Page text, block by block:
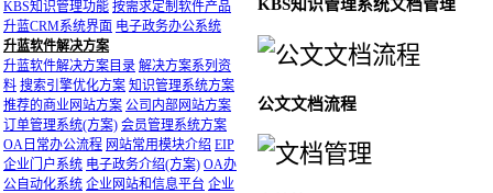
KBS知识管理功能 按需求定制软件产品
升蓝CRM系统界面 电子政务办公系统
升蓝软件解决方案
升蓝软件解决方案目录 解决方案系列资
料 搜索引擎优化方案 知识管理系统方案
推荐的商业网站方案 公司内部网站方案
订单管理系统(方案) 会员管理系统方案
OA日常办公流程 网站常用模块介绍 EIP
企业门户系统 电子政务介绍(方案) OA办
公自动化系统 企业网站和信息平台 企业
KBS知识管理系统文档管理
公文文档流程